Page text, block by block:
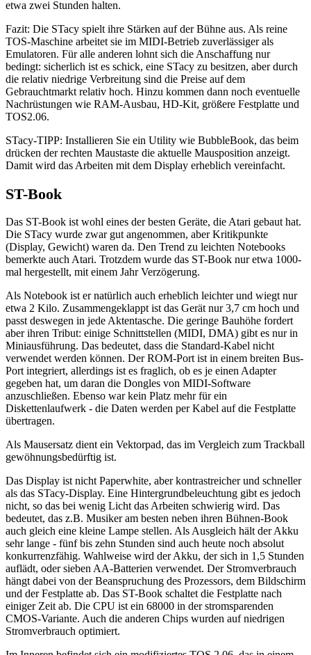
etwa zwei Stunden halten.
Fazit: Die STacy spielt ihre Stärken auf der Bühne aus. Als reine
TOS-Maschine arbeitet sie im MIDI-Betrieb zuverlässiger als
Emulatoren. Für alle anderen lohnt sich die Anschaffung nur
bedingt: sicherlich ist es schick, eine STacy zu besitzen, aber durch
die relativ niedrige Verbreitung sind die Preise auf dem
Gebrauchtmarkt relativ hoch. Hinzu kommen dann noch eventuelle
Nachrüstungen wie RAM-Ausbau, HD-Kit, größere Festplatte und
TOS2.06.
STacy-TIPP: Installieren Sie ein Utility wie BubbleBook, das beim
drücken der rechten Maustaste die aktuelle Mausposition anzeigt.
Damit wird das Arbeiten mit dem Display erheblich vereinfacht.
ST-Book
Das ST-Book ist wohl eines der besten Geräte, die Atari gebaut hat.
Die STacy wurde zwar gut angenommen, aber Kritikpunkte
(Display, Gewicht) waren da. Den Trend zu leichten Notebooks
bemerkte auch Atari. Trotzdem wurde das ST-Book nur etwa 1000-
mal hergestellt, mit einem Jahr Verzögerung.
Als Notebook ist er natürlich auch erheblich leichter und wiegt nur
etwa 2 Kilo. Zusammengeklappt ist das Gerät nur 3,7 cm hoch und
passt deswegen in jede Aktentasche. Die geringe Bauhöhe fordert
aber ihren Tribut: einige Schnittstellen (MIDI, DMA) gibt es nur in
Miniausführung. Das bedeutet, dass die Standard-Kabel nicht
verwendet werden können. Der ROM-Port ist in einem breiten Bus-
Port integriert, allerdings ist es fraglich, ob es je einen Adapter
gegeben hat, um daran die Dongles von MIDI-Software
anzuschließen. Ebenso war kein Platz mehr für ein
Diskettenlaufwerk - die Daten werden per Kabel auf die Festplatte
übertragen.
Als Mausersatz dient ein Vektorpad, das im Vergleich zum Trackball
gewöhnungsbedürftig ist.
Das Display ist nicht Paperwhite, aber kontrastreicher und schneller
als das STacy-Display. Eine Hintergrundbeleuchtung gibt es jedoch
nicht, so das bei wenig Licht das Arbeiten schwierig wird. Das
bedeutet, das z.B. Musiker am besten neben ihren Bühnen-Book
auch gleich eine kleine Lampe stellen. Als Ausgleich hält der Akku
sehr lange - fünf bis zehn Stunden sind auch heute noch absolut
konkurrenzfähig. Wahlweise wird der Akku, der sich in 1,5 Stunden
auflädt, oder sieben AA-Batterien verwendet. Der Stromverbrauch
hängt dabei von der Beanspruchung des Prozessors, dem Bildschirm
und der Festplatte ab. Das ST-Book schaltet die Festplatte nach
einiger Zeit ab. Die CPU ist ein 68000 in der stromsparenden
CMOS-Variante. Auch die anderen Chips wurden auf niedrigen
Stromverbrauch optimiert.